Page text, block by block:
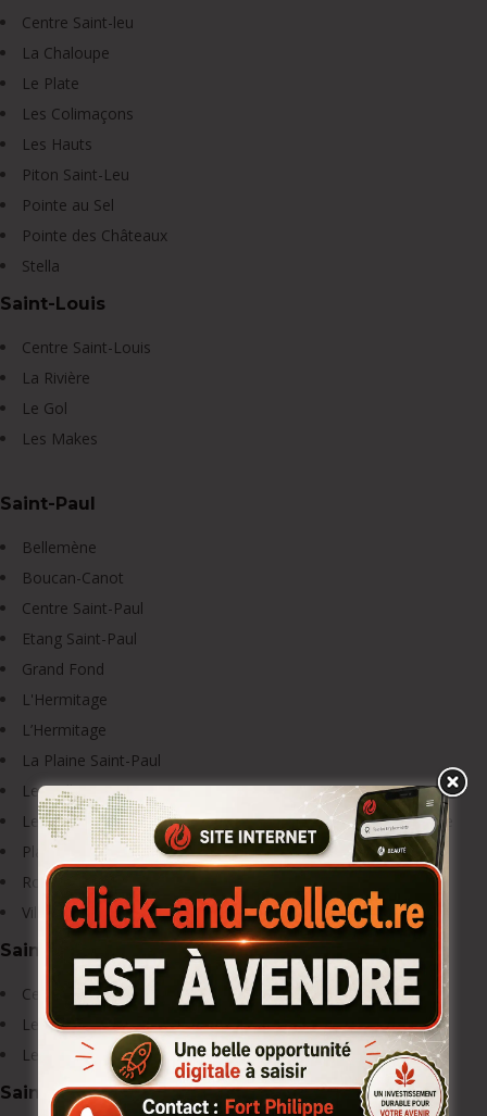
Centre Saint-leu
La Chaloupe
Le Plate
Les Colimaçons
Les Hauts
Piton Saint-Leu
Pointe au Sel
Pointe des Châteaux
Stella
Saint-Louis
Centre Saint-Louis
La Rivière
Le Gol
Les Makes
Saint-Paul
Bellemène
Boucan-Canot
Centre Saint-Paul
Etang Saint-Paul
Grand Fond
L'Hermitage
L’Hermitage
La Plaine Saint-Paul
Le Guillaume / Petite France
Les Hauts de Saint-Gilles, de l’Hermitage, Bernica, Tan Rouge
Plateau Caillou
Roquefeuil
Villèle / l’Eperon
Saint-Philippe
Centre Saint-Philippe
Le Baril
Le Tremblet
Saint-Pierre